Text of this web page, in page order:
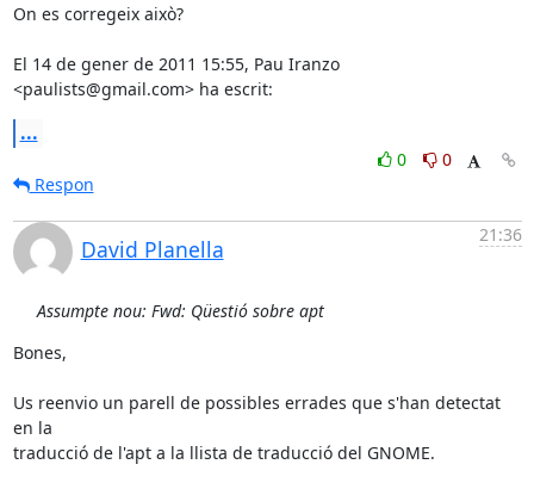
On es corregeix això?
El 14 de gener de 2011 15:55, Pau Iranzo
<paulists@gmail.com> ha escrit:
...
0
0
Respon
David Planella
21:36
Assumpte nou: Fwd: Qüestió sobre apt
Bones,
Us reenvio un parell de possibles errades que s'han detectat
en la
traducció de l'apt a la llista de traducció del GNOME.